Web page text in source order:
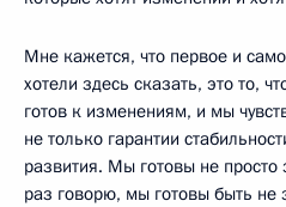
Мне кажется, что первое и
хотели здесь сказать, это то,
готов к изменениям, и мы
не только гарантии
развития. Мы готовы не
раз говорю, мы готовы быть не